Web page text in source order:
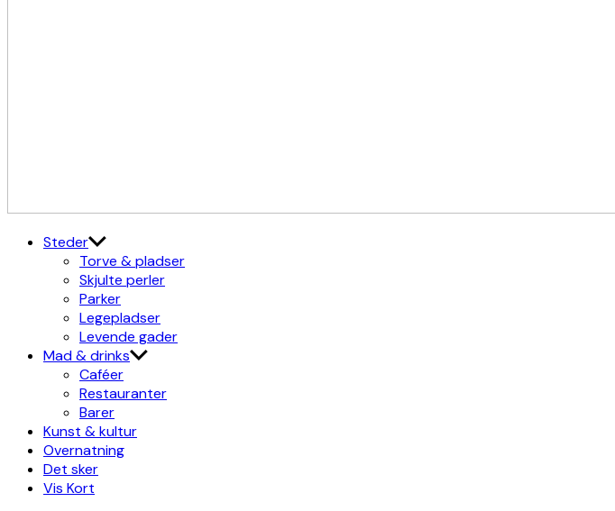
Steder
Torve & pladser
Skjulte perler
Parker
Legepladser
Levende gader
Mad & drinks
Caféer
Restauranter
Barer
Kunst & kultur
Overnatning
Det sker
Vis Kort